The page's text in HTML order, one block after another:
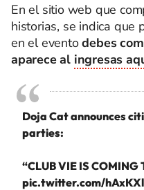
En el sitio web que
historias, se indica que
en el eventodebes
aparece al ingresas
Doja Cat announces
parties:
“CLUB VIE IS COMING
pic.twitter.com/